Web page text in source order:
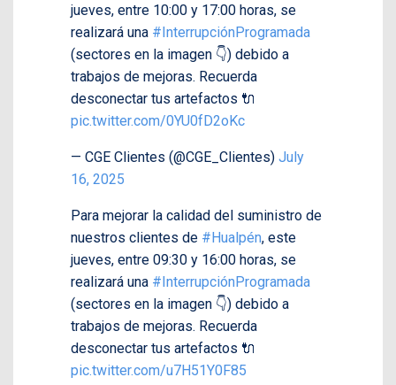
jueves, entre 10:00 y 17:00 horas, se
realizará una #InterrupciónProgramada
(sectores en la imagen 👇) debido a
trabajos de mejoras. Recuerda
desconectar tus artefactos 🔌
pic.twitter.com/0YU0fD2oKc
— CGE Clientes (@CGE_Clientes) July
16, 2025
Para mejorar la calidad del suministro de
nuestros clientes de #Hualpén, este
jueves, entre 09:30 y 16:00 horas, se
realizará una #InterrupciónProgramada
(sectores en la imagen 👇) debido a
trabajos de mejoras. Recuerda
desconectar tus artefactos 🔌
pic.twitter.com/u7H51Y0F85